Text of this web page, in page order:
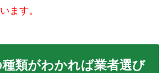
ます。
類がわかれば業者選び